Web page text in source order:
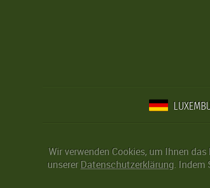
Wir verwenden Cookies, um Ihnen
unserer Datenschutzerklärung. Indem